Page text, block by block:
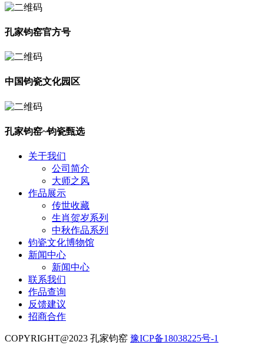
孔家钧窑官方号
中国钧瓷文化园区
孔家钧窑~钧瓷甄选
关于我们
公司简介
大师之风
作品展示
传世收藏
生肖贺岁系列
中秋作品系列
钧瓷文化博物馆
新闻中心
新闻中心
联系我们
作品查询
反馈建议
招商合作
COPYRIGHT@2023 孔家钧窑 豫ICP备18038225号-1